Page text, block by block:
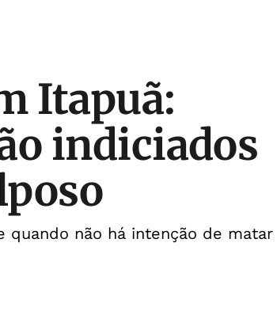
Itapuã:
indiciados
não há intenção de matar